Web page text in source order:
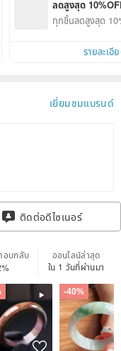
ลดสูงสุด
ทุกชิ้นลดสูงสุด
รายละเอี
เยี่ยมชมแบรนด์
ติดต่อดีไซเนอร์
อบกลับ
ออนไลน์ล่าสุด
ใน 1 วันที่ผ่านมา
-40%